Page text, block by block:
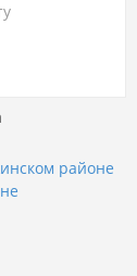
районе